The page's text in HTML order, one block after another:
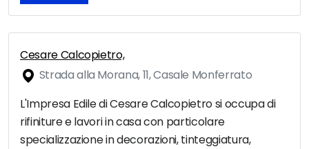
Cesare Calcopietro,
Strada alla Morana, 11, Casale Monferrato
L'Impresa Edile di Cesare Calcopietro si occupa di
rifiniture e lavori in casa con particolare
specializzazione in decorazioni, tinteggiatura,